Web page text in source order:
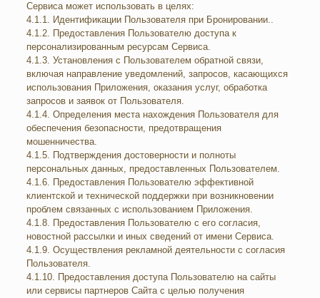
Сервиса может использовать в целях:
4.1.1. Идентификации Пользователя при Бронировании..
4.1.2. Предоставления Пользователю доступа к
персонализированным ресурсам Сервиса.
4.1.3. Установления с Пользователем обратной связи,
включая направление уведомлений, запросов, касающихся
использования Приложения, оказания услуг, обработка
запросов и заявок от Пользователя.
4.1.4. Определения места нахождения Пользователя для
обеспечения безопасности, предотвращения
мошенничества.
4.1.5. Подтверждения достоверности и полноты
персональных данных, предоставленных Пользователем.
4.1.6. Предоставления Пользователю эффективной
клиентской и технической поддержки при возникновении
проблем связанных с использованием Приложения.
4.1.8. Предоставления Пользователю с его согласия,
новостной рассылки и иных сведений от имени Сервиса.
4.1.9. Осуществления рекламной деятельности с согласия
Пользователя.
4.1.10. Предоставления доступа Пользователю на сайты
или сервисы партнеров Сайта с целью получения